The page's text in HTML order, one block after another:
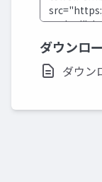
ダウンロ
ダウン